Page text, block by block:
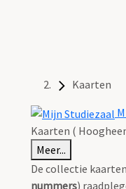
Kaarten
Kaarten (
Meer...
De collectie
nummers)